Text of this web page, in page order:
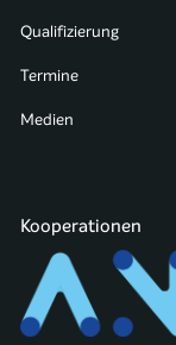
Qualifizierung
Termine
Medien
Kooperationen